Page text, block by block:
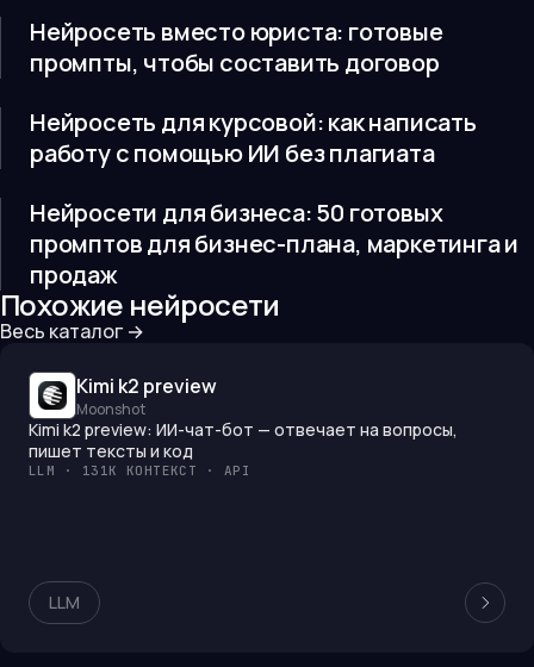
Нейросеть вместо юриста: готовые
промпты, чтобы составить договор
Нейросеть для курсовой: как написать
работу с помощью ИИ без плагиата
Нейросети для бизнеса: 50 готовых
промптов для бизнес-плана, маркетинга и
продаж
Похожие нейросети
Весь каталог →
Kimi k2 preview
Moonshot
Kimi k2 preview: ИИ-чат-бот — отвечает на вопросы,
пишет тексты и код
LLM · 131K КОНТЕКСТ · API
LLM